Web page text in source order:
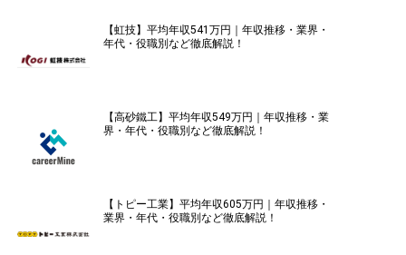
【虹技】平均年収541万円｜年収推移・業界・
年代・役職別など徹底解説！
【高砂鐵工】平均年収549万円｜年収推移・業
界・年代・役職別など徹底解説！
【トピー工業】平均年収605万円｜年収推移・
業界・年代・役職別など徹底解説！